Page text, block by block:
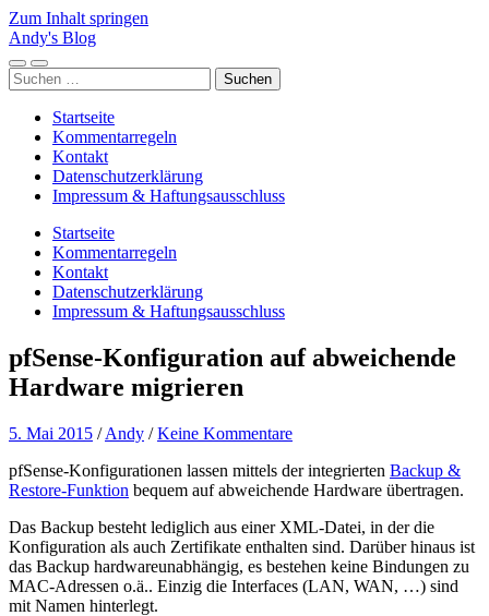
Zum Inhalt springen
Andy's Blog
Mobile-
Menü
Suchfeld
ein-/ausblenden
Suchen
nach:
Startseite
Kommentarregeln
Kontakt
Datenschutzerklärung
Impressum & Haftungsausschluss
Startseite
Kommentarregeln
Kontakt
Datenschutzerklärung
Impressum & Haftungsausschluss
pfSense-Konfiguration auf abweichende
Hardware migrieren
5. Mai 2015 /Andy /Keine Kommentare
pfSense-Konfigurationen lassen mittels der integrierten Backup &
Restore-Funktion bequem auf abweichende Hardware übertragen.
Das Backup besteht lediglich aus einer XML-Datei, in der die
Konfiguration als auch Zertifikate enthalten sind. Darüber hinaus ist
das Backup hardwareunabhängig, es bestehen keine Bindungen zu
MAC-Adressen o.ä.. Einzig die Interfaces (LAN, WAN, …) sind
mit Namen hinterlegt.